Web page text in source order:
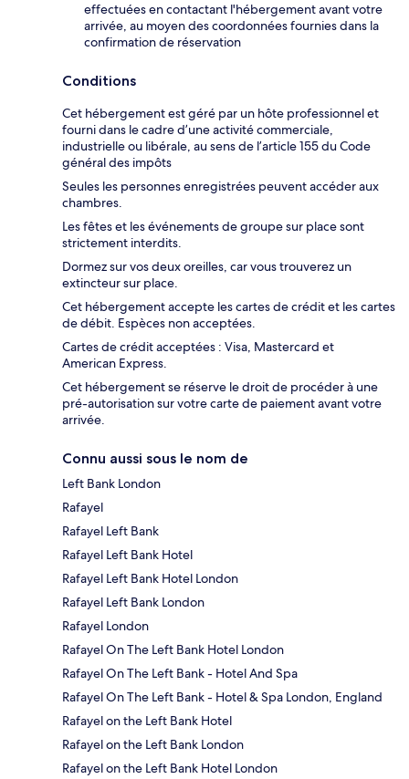
effectuées en contactant l'hébergement avant votre
arrivée, au moyen des coordonnées fournies dans la
confirmation de réservation
Conditions
Cet hébergement est géré par un hôte professionnel et
fourni dans le cadre d’une activité commerciale,
industrielle ou libérale, au sens de l’article 155 du Code
général des impôts
Seules les personnes enregistrées peuvent accéder aux
chambres.
Les fêtes et les événements de groupe sur place sont
strictement interdits.
Dormez sur vos deux oreilles, car vous trouverez un
extincteur sur place.
Cet hébergement accepte les cartes de crédit et les cartes
de débit. Espèces non acceptées.
Cartes de crédit acceptées : Visa, Mastercard et
American Express.
Cet hébergement se réserve le droit de procéder à une
pré-autorisation sur votre carte de paiement avant votre
arrivée.
Connu aussi sous le nom de
Left Bank London
Rafayel
Rafayel Left Bank
Rafayel Left Bank Hotel
Rafayel Left Bank Hotel London
Rafayel Left Bank London
Rafayel London
Rafayel On The Left Bank Hotel London
Rafayel On The Left Bank - Hotel And Spa
Rafayel On The Left Bank - Hotel & Spa London, England
Rafayel on the Left Bank Hotel
Rafayel on the Left Bank London
Rafayel on the Left Bank Hotel London